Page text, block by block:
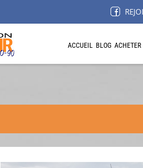
ACCUEIL BLOG ACHETER